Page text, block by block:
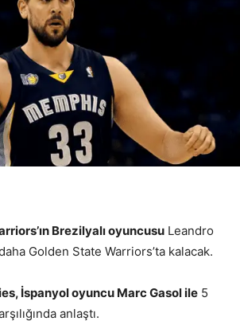
Brezilyalı oyuncusu Leandro
Golden State Warriors’ta kalacak.
İspanyol oyuncu Marc Gasol ile 5
anlaştı.